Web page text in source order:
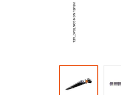
Ventilateur de
Extracteur d'air
Extracteur d'air
Extracteur d'air
Extracteur d'air
Déstratificateur
plafond